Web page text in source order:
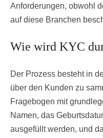
Anforderungen, obwohl
auf diese Branchen
Wie wird KYC
Der Prozess besteht in
über den Kunden zu
Fragebogen mit
Namen, das
ausgefüllt werden, und